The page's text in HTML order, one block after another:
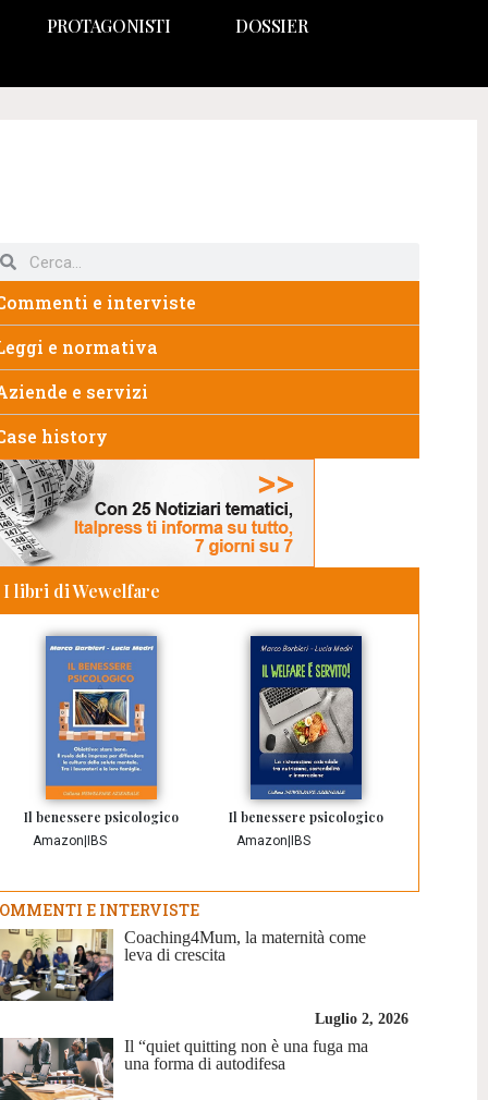
PROTAGONISTI DOSSIER
e interviste
e normativa
e servizi
history
I libri di Wewelfare
Il benessere psicologico
Amazon IBS
Il benessere psicologico
Amazon IBS
E INTERVISTE
Coaching4Mum, la maternità come
leva di crescita
Luglio 2, 2026
Il “quiet quitting non è una fuga ma
una forma di autodifesa